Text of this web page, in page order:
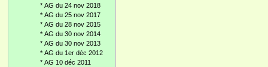
* AG du 24 nov 2018
* AG du 25 nov 2017
* AG du 28 nov 2015
* AG du 30 nov 2014
* AG du 30 nov 2013
* AG du 1er déc 2012
* AG 10 déc 2011